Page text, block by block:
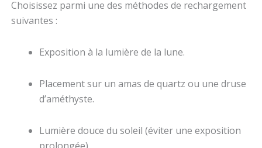
Choisissez parmi une des méthodes de rechargement
suivantes :
Exposition à la lumière de la lune.
Placement sur un amas de quartz ou une druse
d’améthyste.
Lumière douce du soleil (éviter une exposition